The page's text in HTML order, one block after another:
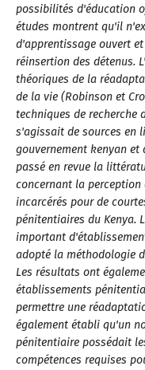
possibilités d'éducation
études montrent qu'il
d'apprentissage ouvert
réinsertion des détenus.
théoriques de la
de la vie (Robinson et
techniques de recherche
s'agissait de sources en
gouvernement kenyan et
passé en revue la
concernant la perception
incarcérés pour de
pénitentiaires du Kenya.
important
adopté la méthodologie
Les résultats ont
établissements
permettre une
également établi qu'un
pénitentiaire possédait
compétences requises